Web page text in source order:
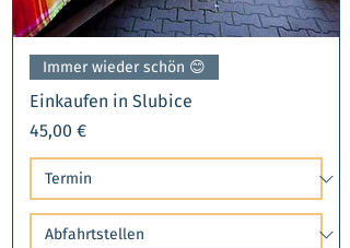
Immer wieder schön 😊​
Einkaufen in Slubice
Preis
45,00 €